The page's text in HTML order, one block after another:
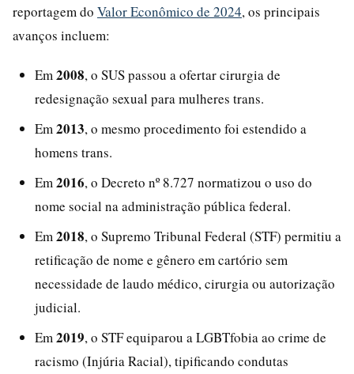
reportagem do Valor Econômico de 2024, os principais
avanços incluem:
Em 2008, o SUS passou a ofertar cirurgia de
redesignação sexual para mulheres trans.
Em 2013, o mesmo procedimento foi estendido a
homens trans.
Em 2016, o Decreto nº 8.727 normatizou o uso do
nome social na administração pública federal.
Em 2018, o Supremo Tribunal Federal (STF) permitiu a
retificação de nome e gênero em cartório sem
necessidade de laudo médico, cirurgia ou autorização
judicial.
Em 2019, o STF equiparou a LGBTfobia ao crime de
racismo (Injúria Racial), tipificando condutas